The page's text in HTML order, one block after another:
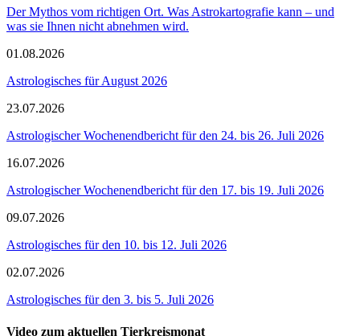
Der Mythos vom richtigen Ort. Was Astrokartografie kann – und
was sie Ihnen nicht abnehmen wird.
01.08.2026
Astrologisches für August 2026
23.07.2026
Astrologischer Wochenendbericht für den 24. bis 26. Juli 2026
16.07.2026
Astrologischer Wochenendbericht für den 17. bis 19. Juli 2026
09.07.2026
Astrologisches für den 10. bis 12. Juli 2026
02.07.2026
Astrologisches für den 3. bis 5. Juli 2026
Video zum aktuellen Tierkreismonat